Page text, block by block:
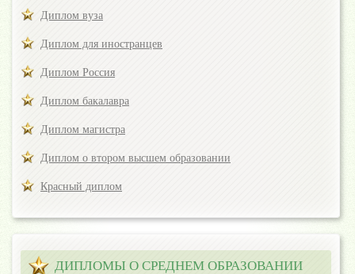
Диплом вуза
Диплом для иностранцев
Диплом Россия
Диплом бакалавра
Диплом магистра
Диплом о втором высшем образовании
Красный диплом
ДИПЛОМЫ О СРЕДНЕМ ОБРАЗОВАНИИ